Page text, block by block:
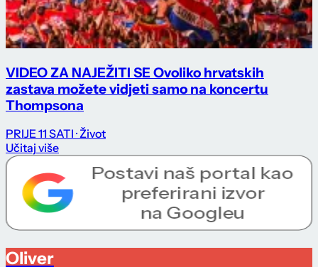
VIDEO ZA NAJEŽITI SE Ovoliko hrvatskih
zastava možete vidjeti samo na koncertu
Thompsona
PRIJE 11 SATI · Život
Učitaj više
Oliver